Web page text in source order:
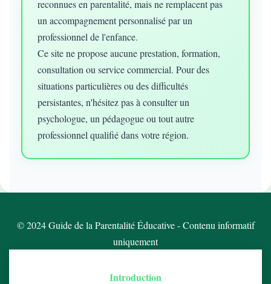
reconnues en parentalité, mais ne remplacent pas
un accompagnement personnalisé par un
professionnel de l'enfance.
Ce site ne propose aucune prestation, formation,
consultation ou service commercial. Pour des
situations particulières ou des difficultés
persistantes, n'hésitez pas à consulter un
psychologue, un pédagogue ou tout autre
professionnel qualifié dans votre région.
© 2024 Guide de la Parentalité Éducative - Contenu informatif
uniquement
Introduction